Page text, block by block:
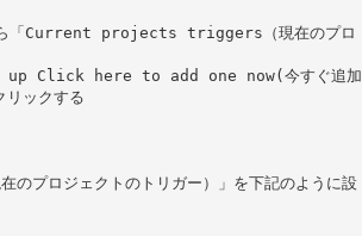
ら「Current projects triggers（現在のプロ
up Click here to add one now(今すぐ追加
リックする
ジェクトのトリガー）」を下記のように設